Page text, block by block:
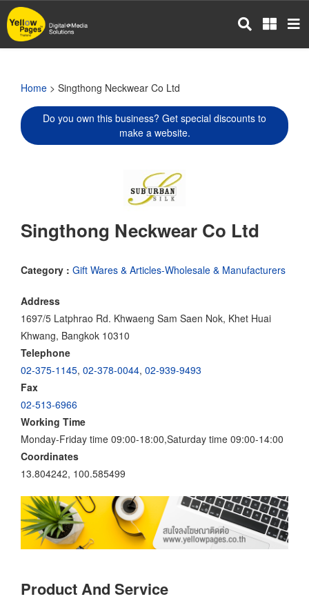
Skip
to
main
Home > Singthong Neckwear Co Ltd
Do you own this business? Get special discounts to
make a website.
Singthong Neckwear Co Ltd
Category : Gift Wares & Articles-Wholesale & Manufacturers
Address
1697/5 Latphrao Rd. Khwaeng Sam Saen Nok, Khet Huai
Khwang, Bangkok 10310
Telephone
02-375-1145, 02-378-0044, 02-939-9493
Fax
02-513-6966
Working Time
Monday-Friday time 09:00-18:00,Saturday time 09:00-14:00
Coordinates
13.804242, 100.585499
Product And Service